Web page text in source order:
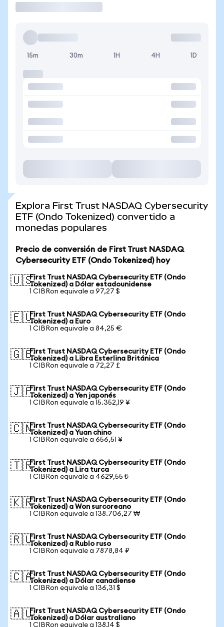
15m 30m 1H 4H 1D
Explora First Trust NASDAQ Cybersecurity
ETF (Ondo Tokenized) convertido a
monedas populares
Precio de conversión de First Trust NASDAQ
Cybersecurity ETF (Ondo Tokenized) hoy
🇺🇸First Trust NASDAQ Cybersecurity ETF (Ondo
Tokenized) a Dólar estadounidense
1 CIBRon equivale a 97,27 $
🇪🇺First Trust NASDAQ Cybersecurity ETF (Ondo
Tokenized) a Euro
1 CIBRon equivale a 84,25 €
🇬🇧First Trust NASDAQ Cybersecurity ETF (Ondo
Tokenized) a Libra Esterlina Británica
1 CIBRon equivale a 72,27 £
🇯🇵First Trust NASDAQ Cybersecurity ETF (Ondo
Tokenized) a Yen japonés
1 CIBRon equivale a 15.352,19 ¥
🇨🇳First Trust NASDAQ Cybersecurity ETF (Ondo
Tokenized) a Yuan chino
1 CIBRon equivale a 656,51 ¥
🇹🇷First Trust NASDAQ Cybersecurity ETF (Ondo
Tokenized) a Lira turca
1 CIBRon equivale a 4629,55 ₺
🇰🇷First Trust NASDAQ Cybersecurity ETF (Ondo
Tokenized) a Won surcoreano
1 CIBRon equivale a 138.706,27 ₩
🇷🇺First Trust NASDAQ Cybersecurity ETF (Ondo
Tokenized) a Rublo ruso
1 CIBRon equivale a 7878,84 ₽
🇨🇦First Trust NASDAQ Cybersecurity ETF (Ondo
Tokenized) a Dólar canadiense
1 CIBRon equivale a 136,31 $
🇦🇺First Trust NASDAQ Cybersecurity ETF (Ondo
Tokenized) a Dólar australiano
1 CIBRon equivale a 138,14 $